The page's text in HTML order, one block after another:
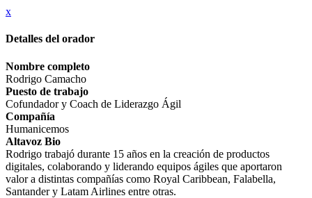
x
Detalles del orador
Nombre completo
Rodrigo Camacho
Puesto de trabajo
Cofundador y Coach de Liderazgo Ágil
Compañía
Humanicemos
Altavoz Bio
Rodrigo trabajó durante 15 años en la creación de productos
digitales, colaborando y liderando equipos ágiles que aportaron
valor a distintas compañías como Royal Caribbean, Falabella,
Santander y Latam Airlines entre otras.